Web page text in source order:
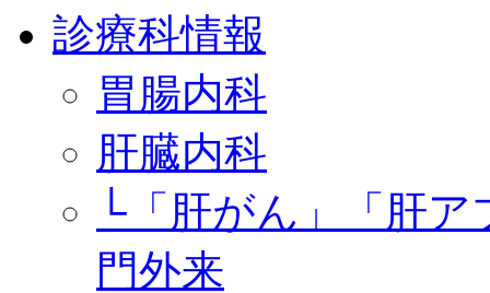
診療科情報
胃腸内科
肝臓内科
└「肝がん」「肝
門外来